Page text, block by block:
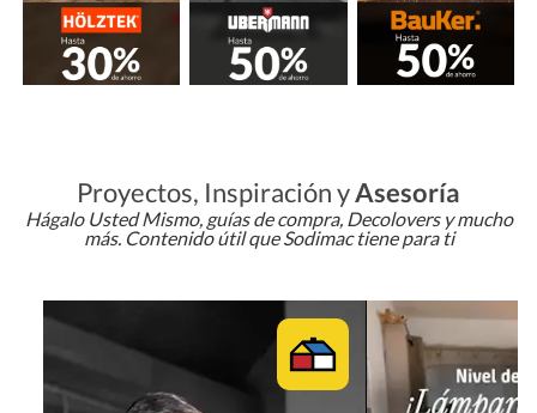
Proyectos, Inspiración yAsesoría
Hágalo Usted Mismo, guías de compra, Decolovers y mucho
más. Contenido útil que Sodimac tiene para ti